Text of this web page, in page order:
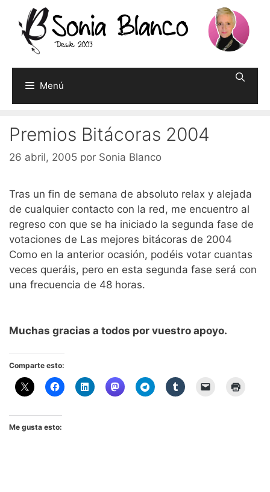
contenido
Menú
Premios Bitácoras 2004
26 abril, 2005 por Sonia Blanco
Tras un fin de semana de absoluto relax y alejada
de cualquier contacto con la red, me encuentro al
regreso con que se ha iniciado la segunda fase de
votaciones de Las mejores bitácoras de 2004
Como en la anterior ocasión, podéis votar cuantas
veces queráis, pero en esta segunda fase será con
una frecuencia de 48 horas.
Muchas gracias a todos por vuestro apoyo.
Comparte esto:
Me gusta esto: